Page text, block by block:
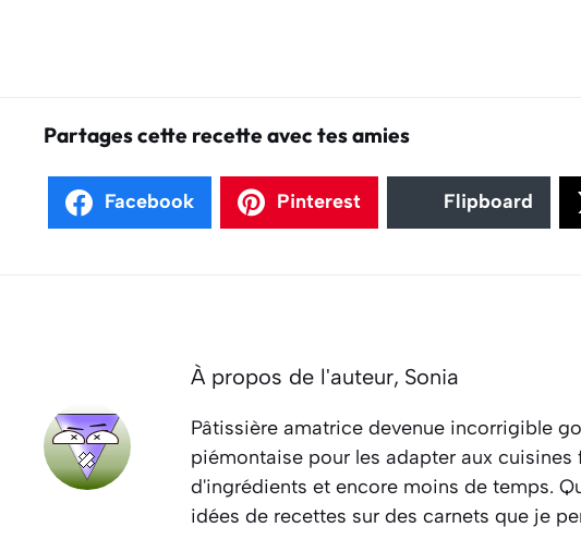
Partages cette recette avec tes amies
Facebook Pinterest Flipboard
À propos de l'auteur, Sonia
Pâtissière amatrice devenue incorrigible
piémontaise pour les adapter aux
d'ingrédients et encore moins de temps.
idées de recettes sur des carnets que je